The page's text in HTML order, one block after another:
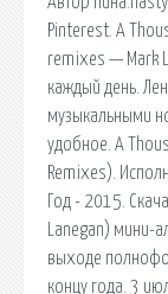
Pinterest. A
remixes — Mark
каждый день.
музыкальными
удобное. A
Remixes).
Год - 2015.
Lanegan) мини-
выходе
концу года. 3